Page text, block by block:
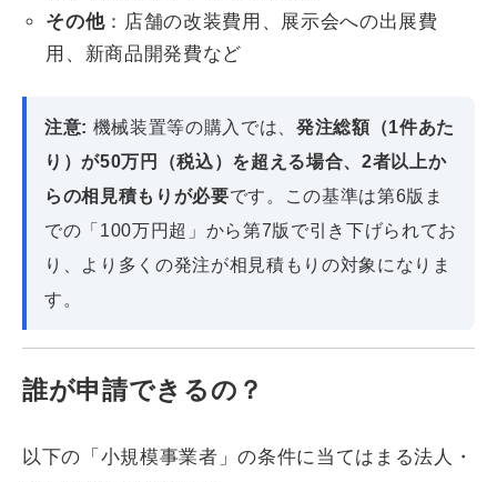
その他：店舗の改装費用、展示会への出展費
用、新商品開発費など
注意: 機械装置等の購入では、 発注総額（1件あた
り）が50万円（税込）を超える場合、2者以上か
らの相見積もりが必要です。この基準は第6版ま
での「100万円超」から第7版で引き下げられてお
り、より多くの発注が相見積もりの対象になりま
す。
誰が申請できるの？
以下の「小規模事業者」の条件に当てはまる法人・